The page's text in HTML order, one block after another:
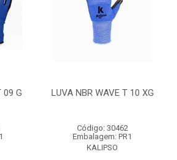
09 G LUVA NBR WAVE T 10 XG
Código: 30462
Embalagem: PR1
KALIPSO